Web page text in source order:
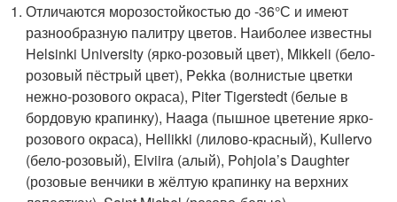
Отличаются морозостойкостью до -36°С и имеют
разнообразную палитру цветов. Наиболее известны
Helsinki University (ярко-розовый цвет), Mikkeli (бело-
розовый пёстрый цвет), Pekka (волнистые цветки
нежно-розового окраса), Piter Tigerstedt (белые в
бордовую крапинку), Haaga (пышное цветение ярко-
розового окраса), Hellikki (лилово-красный), Kullervo
(бело-розовый), Elviira (алый), Pohjola’s Daughter
(розовые венчики в жёлтую крапинку на верхних